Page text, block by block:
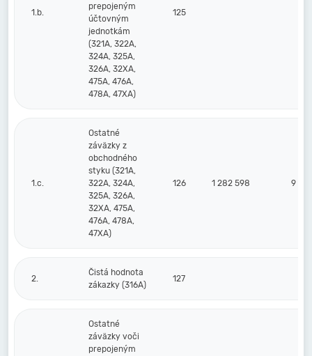
1.b.
prepojeným
účtovným
jednotkám
(321A, 322A,
324A, 325A,
326A, 32XA,
475A, 476A,
478A, 47XA)
125
1.c.
Ostatné
záväzky z
obchodného
styku (321A,
322A, 324A,
325A, 326A,
32XA, 475A,
476A, 478A,
47XA)
126 1 282 598 9
2.
Čistá hodnota
zákazky (316A)
127
Ostatné
záväzky voči
prepojeným